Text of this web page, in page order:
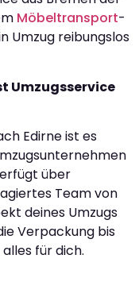
Möbeltransport-
Umzug reibungslos
Umzugsservice
Edirne ist es
über
Team von
deines Umzugs
Verpackung bis
für dich.